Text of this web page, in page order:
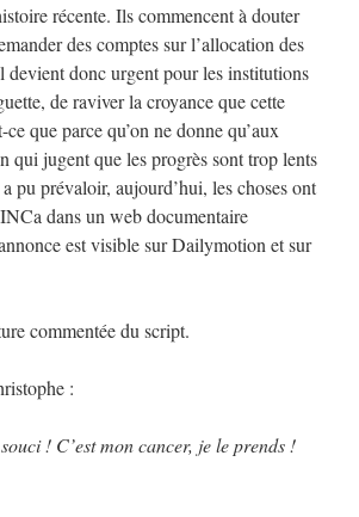
récente. Ils commencent à douter
des comptes sur l’allocation des
devient donc urgent pour les institutions
de raviver la croyance que cette
que parce qu’on ne donne qu’aux
qui jugent que les progrès sont trop lents
pu prévaloir, aujourd’hui, les choses ont
dans un web documentaire
est visible sur Dailymotion et sur
commentée du script.
:
! C’est mon cancer, je le prends !